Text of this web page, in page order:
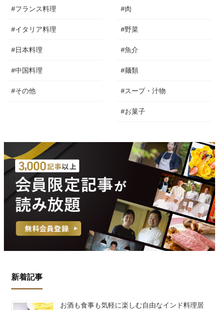
#フランス料理
#イタリア料理
#日本料理
#中国料理
#その他
#肉
#野菜
#魚介
#麺類
#スープ・汁物
#お菓子
新着記事
お酒も食事も気軽に楽しむ自由なインド料理居